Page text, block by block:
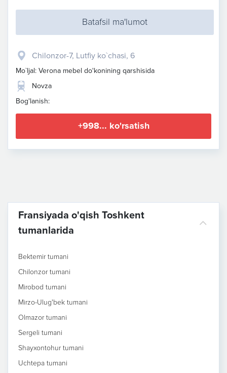
Batafsil ma'lumot
Chilonzor-7, Lutfiy ko`chasi, 6
Mo`ljal: Verona mebel do'konining qarshisida
Novza
Bog'lanish:
+998... ko'rsatish
Fransiyada o'qish Toshkent
tumanlarida
Bektemir tumani
Chilonzor tumani
Mirobod tumani
Mirzo-Ulug'bek tumani
Olmazor tumani
Sergeli tumani
Shayxontohur tumani
Uchtepa tumani